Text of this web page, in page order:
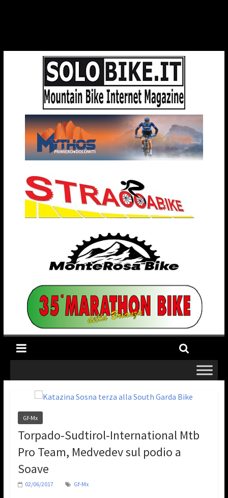
Gf-Mx
Torpado-Sudtirol-International Mtb
Pro Team, Medvedev sul podio a
Soave
02/06/2017 Gf-Mx